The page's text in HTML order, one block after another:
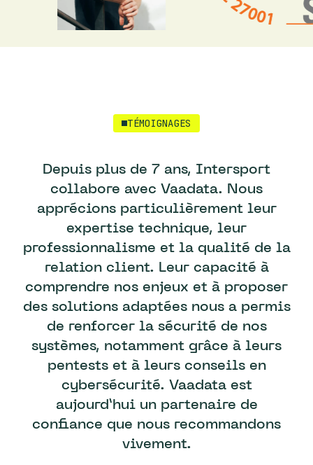
TÉMOIGNAGES
Depuis plus de 7 ans, Intersport
collabore avec Vaadata. Nous
apprécions particulièrement leur
expertise technique, leur
professionnalisme et la qualité de la
relation client. Leur capacité à
comprendre nos enjeux et à proposer
des solutions adaptées nous a permis
de renforcer la sécurité de nos
systèmes, notamment grâce à leurs
pentests et à leurs conseils en
cybersécurité. Vaadata est
aujourd’hui un partenaire de
confiance que nous recommandons
vivement.